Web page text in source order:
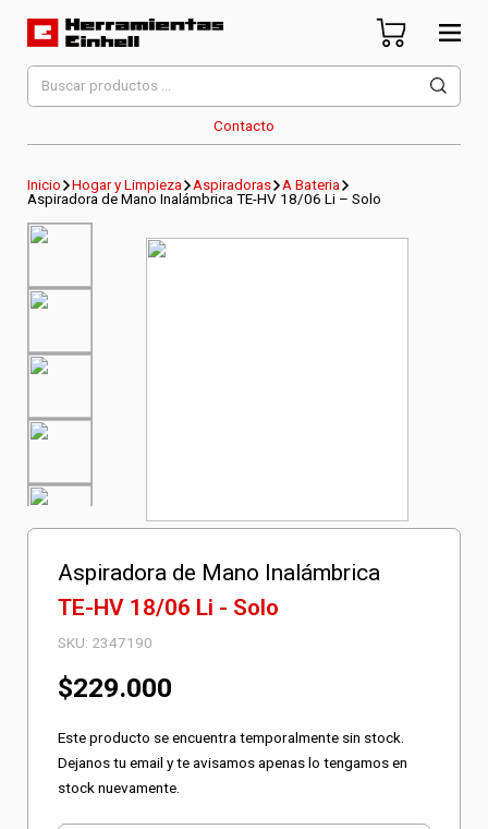
Herramientas Einhell
Distribuidor Oficial
Contacto
Buscar
por:
Inicio Hogar y Limpieza Aspiradoras
A Bateria
Aspiradora de Mano Inalámbrica TE-HV 18/06 Li – Solo
Aspiradora de Mano Inalámbrica
TE-HV 18/06 Li - Solo
SKU: 2347190
$229.000
Este producto se encuentra temporalmente sin stock.
Dejanos tu email y te avisamos apenas lo tengamos en
stock nuevamente.